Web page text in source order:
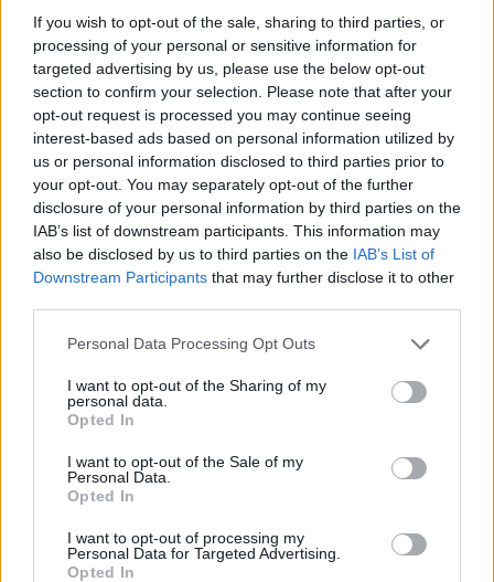
If you wish to opt-out of the sale, sharing to third parties, or
processing of your personal or sensitive information for
targeted advertising by us, please use the below opt-out
section to confirm your selection. Please note that after your
opt-out request is processed you may continue seeing
interest-based ads based on personal information utilized by
us or personal information disclosed to third parties prior to
your opt-out. You may separately opt-out of the further
disclosure of your personal information by third parties on the
IAB’s list of downstream participants. This information may
also be disclosed by us to third parties on the IAB’s List of
Downstream Participants that may further disclose it to other
Personal Data Processing Opt Outs
I want to opt-out of the Sharing of my
personal data.
Opted In
I want to opt-out of the Sale of my
Personal Data.
Opted In
I want to opt-out of processing my
Personal Data for Targeted Advertising.
Opted In
Εδώ Παππάς, εκεί Παππάς, που είναι
ο ΣΥΡΙΖΑ και οι Κιλκισιώτες
26-07-2026 - Κανένα σχόλιο
Κιλκίς προς Χατζηδάκη: Στηρίξτε
εμπράκτως την περιφέρεια – μειώσ…
11-06-2026 - Κανένα σχόλιο